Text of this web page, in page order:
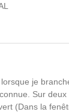
je
Sur
(Dans la